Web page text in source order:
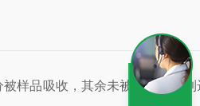
样品吸收，其余未被吸收的光到